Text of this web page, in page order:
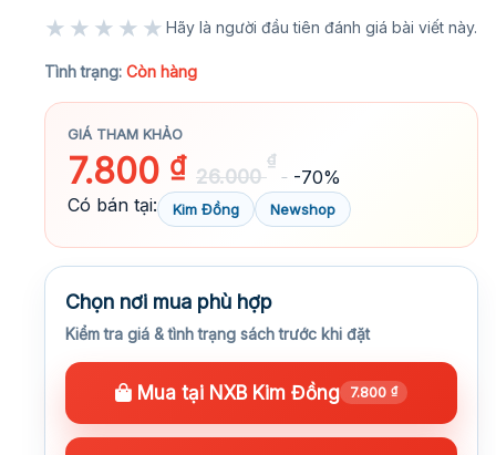
★★★★★ Hãy là người đầu tiên đánh giá bài viết này.
Tình trạng: Còn hàng
GIÁ THAM KHẢO
7.800 ₫ 26.000
₫
-70%
Có bán tại:
Kim Đồng Newshop
Chọn nơi mua phù hợp
Kiểm tra giá & tình trạng sách trước khi đặt
Mua tại NXB Kim Đồng 7.800 ₫